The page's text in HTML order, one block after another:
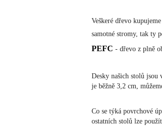
Veškeré dřevo
samotné stromy, tak ty
PEFC - dřevo z plně
Desky našich stolů jsou
je běžně 3,2 cm,
Co se týká povrchové
ostatních stolů lze